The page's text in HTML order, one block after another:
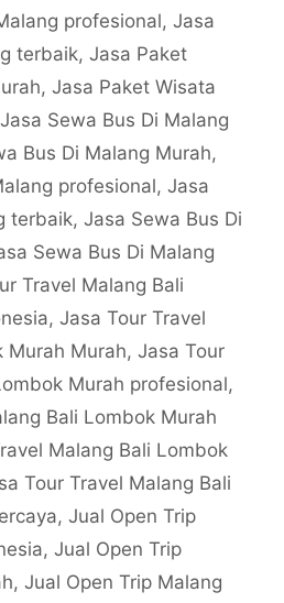
profesional, Jasa
terbaik, Jasa Paket
, Jasa Paket Wisata
Jasa Sewa Bus Di Malang
Bus Di Malang Murah,
profesional, Jasa
terbaik, Jasa Sewa Bus Di
Sewa Bus Di Malang
Travel Malang Bali
, Jasa Tour Travel
Murah Murah, Jasa Tour
Murah profesional,
Bali Lombok Murah
Malang Bali Lombok
Tour Travel Malang Bali
, Jual Open Trip
, Jual Open Trip
, Jual Open Trip Malang